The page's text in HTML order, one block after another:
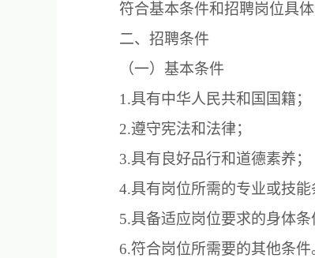
符合基本条件和招聘岗位具
二、招聘条件
（一）基本条件
1.具有中华人民共和国国籍；
2.遵守宪法和法律；
3.具有良好品行和道德素养；
4.具有岗位所需的专业或技能
5.具备适应岗位要求的身体条
6.符合岗位所需要的其他条件